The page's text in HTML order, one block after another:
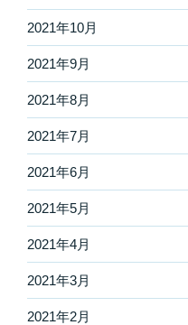
2021年10月
2021年9月
2021年8月
2021年7月
2021年6月
2021年5月
2021年4月
2021年3月
2021年2月